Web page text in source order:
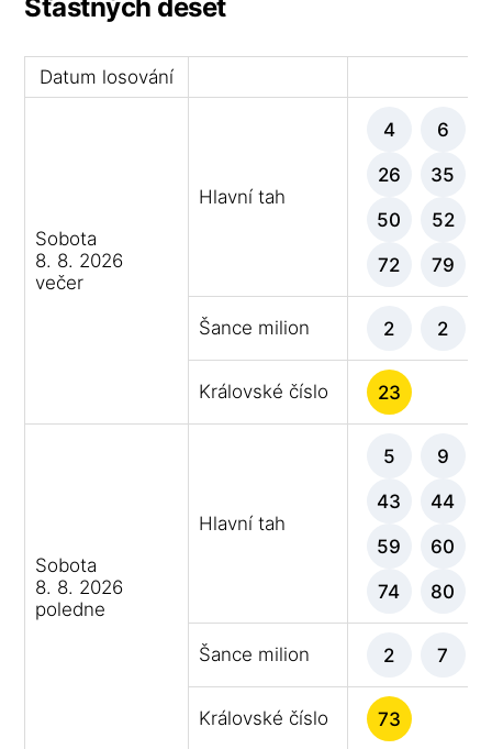
Šťastných deset
Datum losování
Sobota
8. 8. 2026
večer
Hlavní tah
4 6
26 35
50 52
72 79
Šance milion 2 2
Královské číslo 23
Sobota
8. 8. 2026
poledne
Hlavní tah
5 9
43 44
59 60
74 80
Šance milion 2 7
Královské číslo 73